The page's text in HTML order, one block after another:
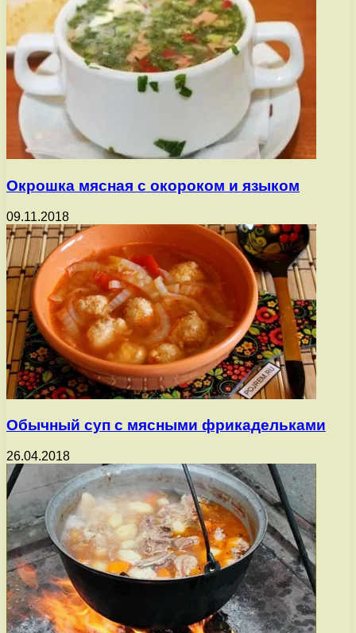
Окрошка мясная с окороком и языком
09.11.2018
Обычный суп с мясными фрикадельками
26.04.2018